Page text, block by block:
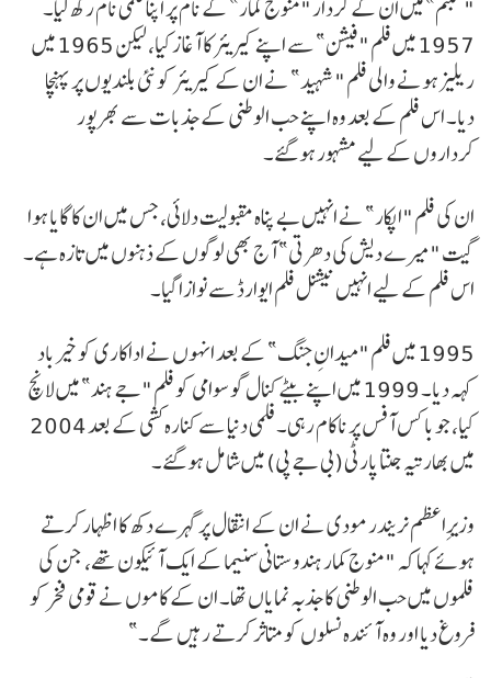
"شبنم” میں ان کے کردار "منوج کمار” کے نام پر اپنا فلمی نام رکھ لیا۔
1957 میں فلم "فیشن” سے اپنے کیریئر کا آغاز کیا، لیکن 1965 میں
ریلیز ہونے والی فلم "شہید” نے ان کے کیریئر کو نئی بلندیوں پر پہنچا
دیا۔ اس فلم کے بعد وہ اپنے حب الوطنی کے جذبات سے بھرپور
کرداروں کے لیے مشہور ہو گئے۔
ان کی فلم "اپکار” نے انہیں بے پناہ مقبولیت دلائی، جس میں ان کا گایا ہوا
گیت "میرے دیش کی دھرتی” آج بھی لوگوں کے ذہنوں میں تازہ ہے۔
اس فلم کے لیے انہیں نیشنل فلم ایوارڈ سے نوازا گیا۔
1995 میں فلم "میدانِ جنگ” کے بعد انہوں نے اداکاری کو خیرباد
کہہ دیا۔ 1999 میں اپنے بیٹے کنال گو سوامی کو فلم "جے ہند” میں لانچ
کیا، جو باکس آفس پر ناکام رہی۔ فلمی دنیا سے کنارہ کشی کے بعد 2004
میں بھارتیہ جنتا پارٹی (بی جے پی) میں شامل ہو گئے۔
وزیرِاعظم نریندر مودی نے ان کے انتقال پر گہرے دکھ کا اظہار کرتے
ہوئے کہا کہ "منوج کمار ہندوستانی سنیما کے ایک آئیکون تھے، جن کی
فلموں میں حب الوطنی کا جذبہ نمایاں تھا۔ ان کے کاموں نے قومی فخر کو
فروغ دیا اور وہ آئندہ نسلوں کو متاثر کرتے رہیں گے۔”